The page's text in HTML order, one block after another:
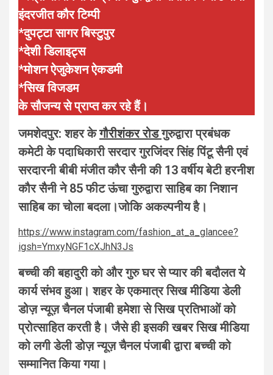
इंदरजीत कौर टिम्पी
*दुपट्टा सागर बिस्टुपुर
*देशी डिलाइट्स
*मोशन ऐजुकेशन ऐकडमी
*सिख विजडम
के सौजन्य से प्राप्त कर रहे हैं।
जमशेदपुर: शहर केगौरीशंकर रोडगुरुद्वारा प्रबंधक
कमेटी के पदाधिकारी सरदार गुरजिंदर सिंह पिंटू सैनी एवं
सरदारनी बीबी मंजीत कौर सैनी की 13 वर्षीय बेटी हरनीश
कौर सैनी ने 85 फीट ऊंचा गुरुद्वारा साहिब का निशान
साहिब का चोला बदला।जोकि अकल्पनीय है।
https://www.instagram.com/fashion_at_a_glancee?
igsh=YmxyNGF1cXJhN3Js
बच्ची की बहादुरी को और गुरु घर से प्यार की बदौलत ये
कार्य संभव हुआ। शहर के एकमात्र सिख मीडिया डेली
डोज़ न्यूज़ चैनल पंजाबी हमेशा से सिख प्रतिभाओं को
प्रोत्साहित करती है। जैसे ही इसकी खबर सिख मीडिया
को लगी डेली डोज़ न्यूज़ चैनल पंजाबी द्वारा बच्ची को
सम्मानित किया गया।